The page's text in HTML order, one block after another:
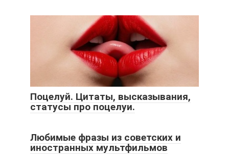
Поцелуй. Цитаты, высказывания,
статусы про поцелуи.
Любимые фразы из советских и
иностранных мультфильмов